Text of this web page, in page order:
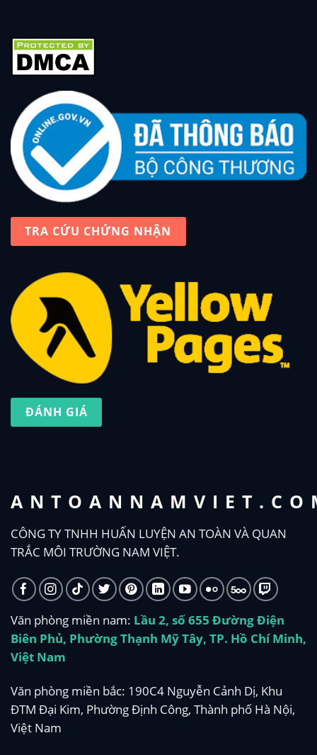
CÔNG TY TNHH HUẤN LUYỆN AN TOÀN VÀ QUAN
TRẮC MÔI TRƯỜNG NAM VIỆT.
Văn phòng miền nam: Lầu 2, số 655 Đường Điện
Biên Phủ, Phường Thạnh Mỹ Tây, TP. Hồ Chí Minh,
Việt Nam
Văn phòng miền bắc: 190C4 Nguyễn Cảnh Dị, Khu
ĐTM Đại Kim, Phường Định Công, Thành phố Hà Nội,
Việt Nam
TRA CỨU CHỨNG NHẬN
ĐÁNH GIÁ